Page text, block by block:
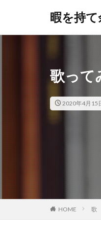
暇を持
歌って
2020年4月15
HOME 歌